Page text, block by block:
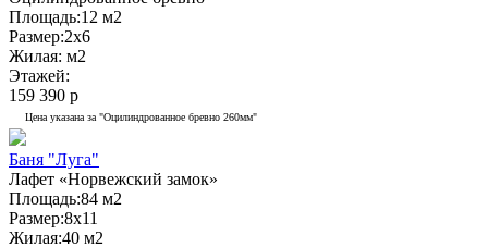
Площадь:12 м2
Размер:2x6
Жилая: м2
Этажей:
159 390 р
Цена указана за "Оцилиндрованное бревно 260мм"
Баня "Луга"
Лафет «Норвежский замок»
Площадь:84 м2
Размер:8x11
Жилая:40 м2